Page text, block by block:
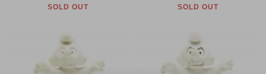
SOLD OUT SOLD OUT